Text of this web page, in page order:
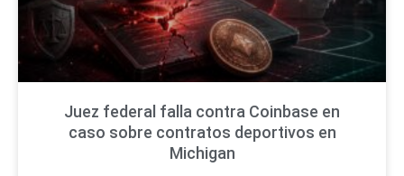
Juez federal falla contra Coinbase en
caso sobre contratos deportivos en
Michigan